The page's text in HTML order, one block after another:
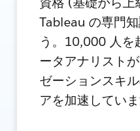
Tableau の専門
う。10,000 人を
ータアナリスト
ゼーションスキ
アを加速していま